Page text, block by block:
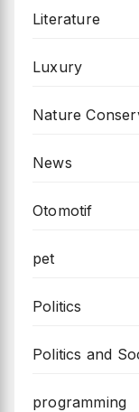
Literature
Luxury
Nature
News
Otomotif
pet
Politics
Politics and
programming